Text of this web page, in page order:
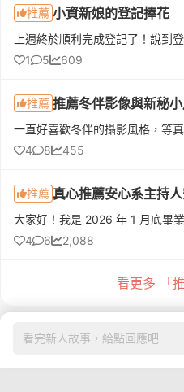
推薦 小資新娘的登記捧花
1
5 609
推薦 推薦冬伴影像與新秘小
4
8 455
推薦 真心推薦安心系主持
4
6 2,088
看更多 「
看完新人故事，給點回應吧